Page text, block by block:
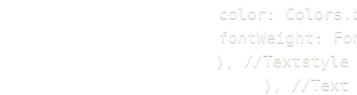
color:
fontWeight:
                    ), //Textstyle
                  ), //Text